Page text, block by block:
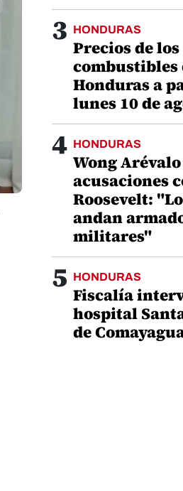
3 HONDURAS
Precios de los
combustibles
Honduras a
lunes 10 de
4 HONDURAS
Wong
acusaciones
Roosevelt:
andan
militares"
5 HONDURAS
Fiscalía
hospital
de